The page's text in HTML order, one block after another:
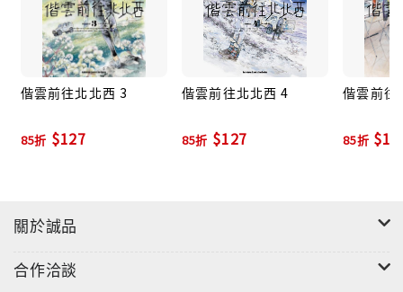
偕雲前往北北西 3
85折 $127
偕雲前往北北西 4
85折 $127
偕雲前往
85折
關於誠品
合作洽談